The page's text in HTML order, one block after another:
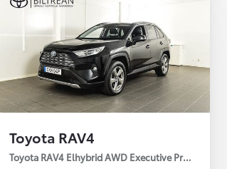
Toyota RAV4
Toyota RAV4 Elhybrid AWD Executive Premium